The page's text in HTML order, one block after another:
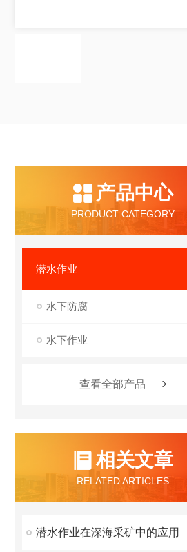
产品中心
PRODUCT CATEGORY
潜水作业
水下防腐
水下作业
查看全部产品
相关文章
RELATED ARTICLES
潜水作业在深海采矿中的应用